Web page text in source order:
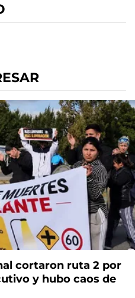
cortaron ruta 2 por
y hubo caos de